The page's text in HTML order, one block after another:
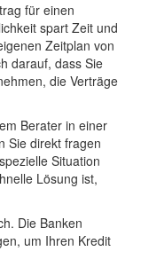
für einen
spart Zeit und
Zeitplan von
darauf, dass Sie
die Verträge
Berater in einer
Sie direkt fragen
Situation
Lösung ist,
Die Banken
um Ihren Kredit